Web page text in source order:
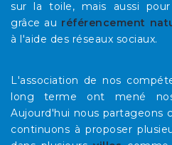
sur la toile, mais aussi
grâce au référencement
à l'aide des réseaux sociaux.
L'association de nos
long terme ont mené
Aujourd'hui nous partageons
continuons à proposer